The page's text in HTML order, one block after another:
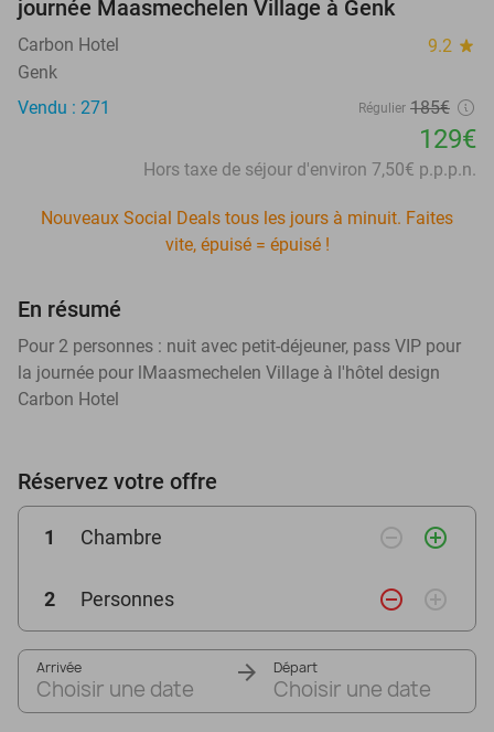
journée Maasmechelen Village à Genk
Carbon Hotel 9.2 star
Genk
Vendu : 271
Régulier 185€
129€
Hors taxe de séjour d'environ 7,50€ p.p.p.n.
Nouveaux Social Deals tous les jours à minuit. Faites
vite, épuisé = épuisé !
En résumé
Pour 2 personnes : nuit avec petit-déjeuner, pass VIP pour
la journée pour lMaasmechelen Village à l'hôtel design
Carbon Hotel
Réservez votre offre
1 Chambre remove_circle_outline add_circle_outline
2 Personnes remove_circle_outline add_circle_outline
Arrivée
Choisir une date
Départ
Choisir une date